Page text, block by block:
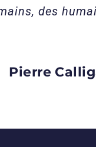
des
Pierre